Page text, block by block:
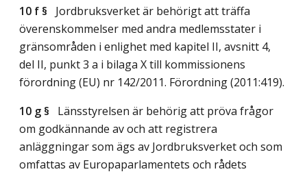
10 f § Jordbruksverket är behörigt att träffa
överenskommelser med andra medlemsstater i
gränsområden i enlighet med kapitel II, avsnitt 4,
del II, punkt 3 a i bilaga X till kommissionens
förordning (EU) nr 142/2011. Förordning (2011:419).
10 g § Länsstyrelsen är behörig att pröva frågor
om godkännande av och att registrera
anläggningar som ägs av Jordbruksverket och som
omfattas av Europaparlamentets och rådets